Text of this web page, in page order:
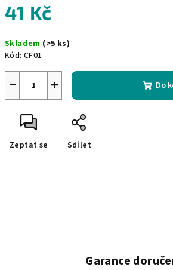
41 Kč
cena:
Skladem (>5 ks)
Kód: CF01
+
− Do
Zeptat se Sdílet
Garance